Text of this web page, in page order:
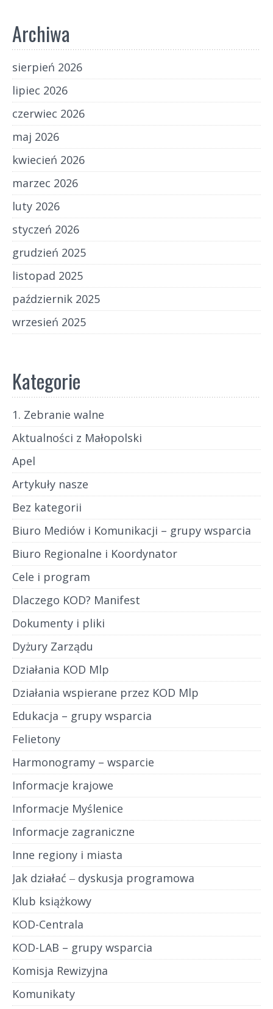
Archiwa
sierpień 2026
lipiec 2026
czerwiec 2026
maj 2026
kwiecień 2026
marzec 2026
luty 2026
styczeń 2026
grudzień 2025
listopad 2025
październik 2025
wrzesień 2025
Kategorie
1. Zebranie walne
Aktualności z Małopolski
Apel
Artykuły nasze
Bez kategorii
Biuro Mediów i Komunikacji – grupy wsparcia
Biuro Regionalne i Koordynator
Cele i program
Dlaczego KOD? Manifest
Dokumenty i pliki
Dyżury Zarządu
Działania KOD Mlp
Działania wspierane przez KOD Mlp
Edukacja – grupy wsparcia
Felietony
Harmonogramy – wsparcie
Informacje krajowe
Informacje Myślenice
Informacje zagraniczne
Inne regiony i miasta
Jak działać ‒ dyskusja programowa
Klub książkowy
KOD-Centrala
KOD-LAB – grupy wsparcia
Komisja Rewizyjna
Komunikaty